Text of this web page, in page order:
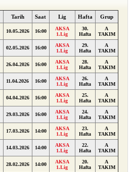
Tarih Saat Lig Hafta Grup
10.05.2026 16:00
AKSA
1.Lig
30.
Hafta
A
TAKIM
02.05.2026 16:00
AKSA
1.Lig
29.
Hafta
A
TAKIM
26.04.2026 16:00
AKSA
1.Lig
28.
Hafta
A
TAKIM
11.04.2026 16:00
AKSA
1.Lig
26.
Hafta
A
TAKIM
04.04.2026 16:00
AKSA
1.Lig
25.
Hafta
A
TAKIM
29.03.2026 16:00
AKSA
1.Lig
24.
Hafta
A
TAKIM
17.03.2026 14:00
AKSA
1.Lig
23.
Hafta
A
TAKIM
14.03.2026 14:00
AKSA
1.Lig
22.
Hafta
A
TAKIM
28.02.2026 14:00
AKSA
1.Lig
20.
Hafta
A
TAKIM